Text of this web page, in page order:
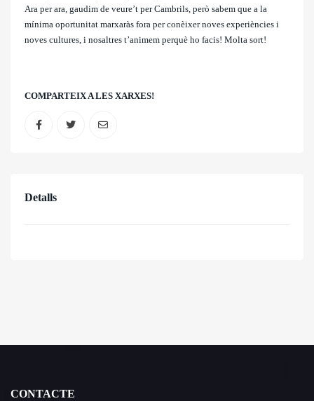
Ara per ara, gaudim de veure’t per Cambrils, però sabem que a la
mínima oportunitat marxaràs fora per conèixer noves experiències i
noves cultures, i nosaltres t’animem perquè ho facis! Molta sort!
COMPARTEIX A LES XARXES!
Detalls
CONTACTE